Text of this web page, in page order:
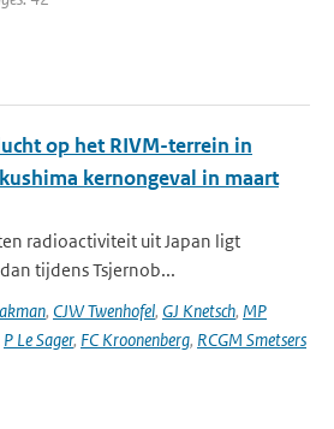
op het RIVM-terrein in
kernongeval in maart
radioactiviteit uit Japan ligt
tijdens Tsjernob...
, CJW Twenhofel, GJ Knetsch, MP
P Le Sager, FC Kroonenberg, RCGM Smetsers